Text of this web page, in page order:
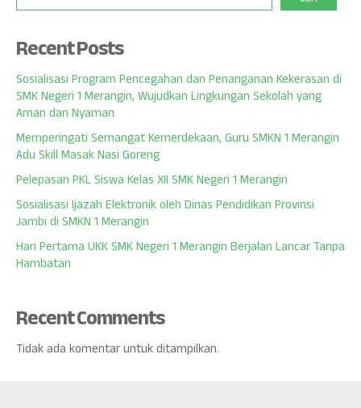
Recent Posts
Sosialisasi Program Pencegahan dan Penanganan Kekerasan di
SMK Negeri 1 Merangin, Wujudkan Lingkungan Sekolah yang
Aman dan Nyaman
Memperingati Semangat Kemerdekaan, Guru SMKN 1 Merangin
Adu Skill Masak Nasi Goreng
Pelepasan PKL Siswa Kelas XII SMK Negeri 1 Merangin
Sosialisasi Ijazah Elektronik oleh Dinas Pendidikan Provinsi
Jambi di SMKN 1 Merangin
Hari Pertama UKK SMK Negeri 1 Merangin Berjalan Lancar Tanpa
Hambatan
Recent Comments
Tidak ada komentar untuk ditampilkan.